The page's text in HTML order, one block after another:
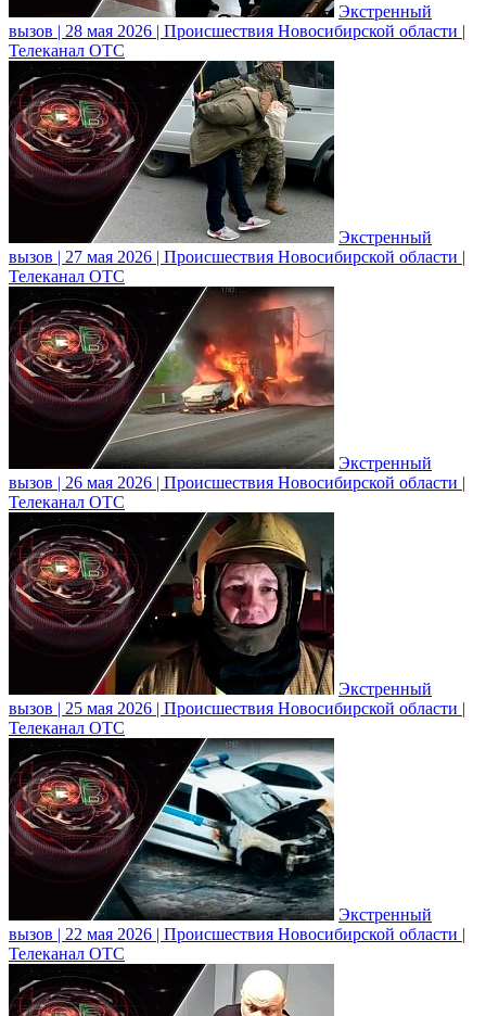
Экстренный
вызов | 28 мая 2026 | Происшествия Новосибирской области |
Телеканал ОТС
Экстренный
вызов | 27 мая 2026 | Происшествия Новосибирской области |
Телеканал ОТС
Экстренный
вызов | 26 мая 2026 | Происшествия Новосибирской области |
Телеканал ОТС
Экстренный
вызов | 25 мая 2026 | Происшествия Новосибирской области |
Телеканал ОТС
Экстренный
вызов | 22 мая 2026 | Происшествия Новосибирской области |
Телеканал ОТС